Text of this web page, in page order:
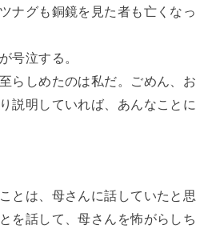
ナグも銅鏡を見た者も亡くなっ
号泣する。
らしめたのは私だ。ごめん、お
説明していれば、あんなことに
とは、母さんに話していたと思
を話して、母さんを怖がらしち